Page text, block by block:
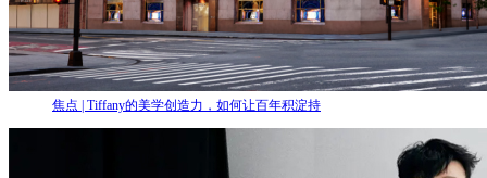
焦点 | Tiffany的美学创造力，如何让百年积淀持